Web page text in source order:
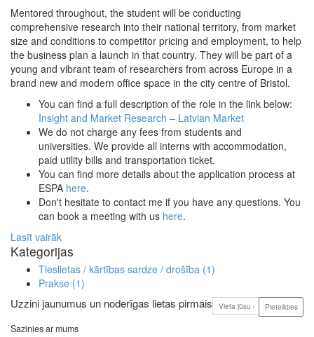
Mentored throughout, the student will be conducting
comprehensive research into their national territory, from market
size and conditions to competitor pricing and employment, to help
the business plan a launch in that country. They will be part of a
young and vibrant team of researchers from across Europe in a
brand new and modern office space in the city centre of Bristol.
You can find a full description of the role in the link below:
Insight and Market Research – Latvian Market
We do not charge any fees from students and
universities. We provide all interns with accommodation,
paid utility bills and transportation ticket.
You can find more details about the application process at
ESPA here.
Don't hesitate to contact me if you have any questions. You
can book a meeting with us here.
Lasīt vairāk
Kategorijas
Tieslietas / kārtības sardze / drošība (1)
Prakse (1)
Uzzini jaunumus un noderīgas lietas pirmais Pieteikties
Sazinies ar mums